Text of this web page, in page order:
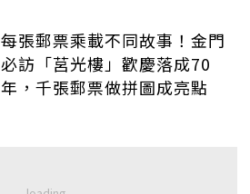
每張郵票乘載不同故事！金門
必訪「莒光樓」歡慶落成70
年，千張郵票做拼圖成亮點